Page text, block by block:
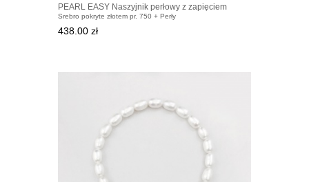
PEARL EASY Naszyjnik perłowy z zapięciem
pozłacanym
Srebro pokryte złotem pr. 750 + Perły
438.00 zł